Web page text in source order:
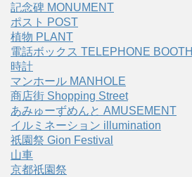
記念碑 MONUMENT
ポスト POST
植物 PLANT
電話ボックス TELEPHONE BOOTH
時計
マンホール MANHOLE
商店街 Shopping Street
あみゅーずめんと AMUSEMENT
イルミネーション illumination
祇園祭 Gion Festival
山車
京都祇園祭